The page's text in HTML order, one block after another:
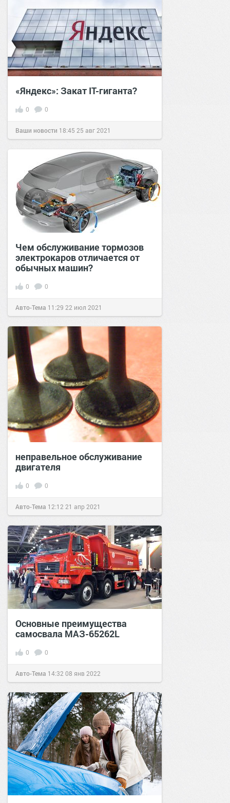
«Яндекс»: Закат IT-гиганта?
0 0
Ваши новости 18:45 25 авг 2021
Чем обслуживание тормозов
электрокаров отличается от
обычных машин?
0 0
Авто-Тема 11:29 22 июл 2021
неправельное обслуживание
двигателя
0 0
Авто-Тема 12:12 21 апр 2021
Основные преимущества
самосвала МАЗ-65262L
0 0
Авто-Тема 14:32 08 янв 2022